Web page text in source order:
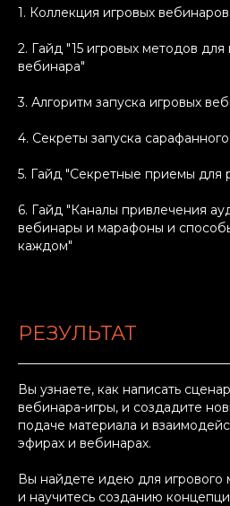
1. Коллекция игровых
2. Гайд "15 игровых методов для
вебинара"
3. Алгоритм запуска игровых
4. Секреты запуска
5. Гайд "Секретные приемы для
6. Гайд "Каналы привлечения
вебинары и марафоны и
каждом"
РЕЗУЛЬТАТ
Вы узнаете, как написать
вебинара-игры, и создадите
подаче материала и
эфирах и вебинарах.
Вы найдете идею для игрового
и научитесь созданию